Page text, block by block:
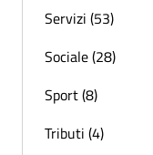
Servizi (53)
Sociale (28)
Sport (8)
Tributi (4)